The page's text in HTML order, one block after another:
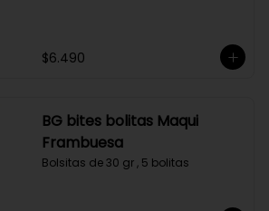
$6.490
BG bites bolitas Maqui
Frambuesa
Bolsitas de 30 gr , 5 bolitas